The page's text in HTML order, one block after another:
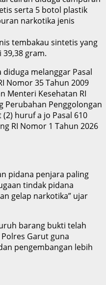
serta 5 botol plastik
narkotika jenis
tembakau sintetis yang
gram.
melanggar Pasal
Nomor 35 Tahun 2009
Menteri Kesehatan RI
Perubahan Penggolongan
huruf a jo Pasal 610
RI Nomor 1 Tahun 2026
pidana penjara paling
tindak pidana
gelap narkotika” ujar
barang bukti telah
Garut guna
pengembangan lebih